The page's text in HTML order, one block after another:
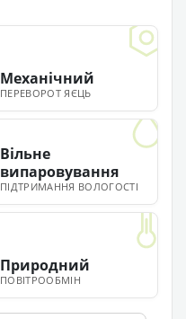
ПЕРЕВОРОТ ЯЄЦЬ
Механічний
ПІДТРИМАННЯ ВОЛОГОСТІ
Вільне
випаровування
ПОВІТРООБМІН
Природний